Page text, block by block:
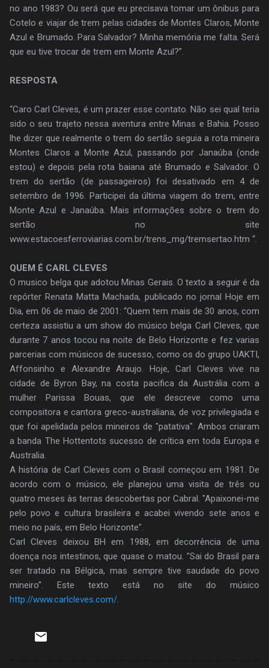
no ano 1983? Ou será que eu precisava tomar um ônibus para
Cotelo e viajar de trem pelas cidades de Montes Claros, Monte
Azul e Brumado. Para Salvador? Minha memória me falta. Será
que eu tive trocar de trem em Monte Azul?”.
RESPOSTA
“Caro Carl Cleves, é um prazer esse contato. Não sei qual teria
sido o seu trajeto nessa aventura entre Minas e Bahia. Posso
lhe dizer que realmente o trem do sertão seguia a rota mineira
Montes Claros a Monte Azul, passando por Janaúba (onde
estou) e depois pela rota baiana até Brumado e Salvador. O
trem do sertão (de passageiros) foi desativado em 4 de
setembro de 1996. Participei da última viagem do trem, entre
Monte Azul e Janaúba. Mais informações sobre o trem do
sertão no site
www.estacoesferroviarias.com.br/trens_mg/tremsertao.htm “.
QUEM É CARL CLEVES
O musico belga que adotou Minas Gerais. O texto a seguir é da
repórter Renata Matta Machada, publicado no jornal Hoje em
Dia, em 06 de maio de 2001: “Quem tem mais de 30 anos, com
certeza assistiu a um show do músico belga Carl Cleves, que
durante 7 anos tocou na noite de Belo Horizonte e fez varias
parcerias com músicos de sucesso, como os do grupo UAKTI,
Affonsinho e Alexandre Araujo. Hoje, Carl Cleves vive na
cidade de Byron Bay, na costa pacifica da Austrália com a
mulher Parissa Bouas, que ele descreve como uma
compositora e cantora greco-australiana, de voz privilegiada e
que foi apelidada pelos mineiros de "patativa". Ambos criaram
a banda The Hottentots sucesso de crítica em toda Europa e
Australia.
A história de Carl Cleves com o Brasil começou em 1981. De
acordo com o músico, ele planejou uma visita de três ou
quatro meses às terras descobertas por Cabral. "Apaixonei-me
pelo povo e cultura brasileira e acabei vivendo sete anos e
meio no país, em Belo Horizonte".
Carl Cleves deixou BH em 1988, em decorrência de uma
doença nos intestinos, que quase o matou. "Sai do Brasil para
ser tratado na Bélgica, mas sempre tive saudade do povo
mineiro". Este texto está no site do músico
http://www.carlcleves.com/.